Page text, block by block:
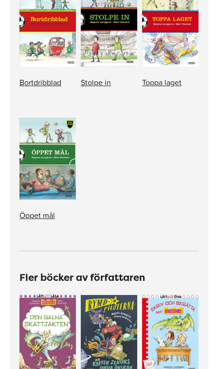
Bortdribblad Stolpe in Toppa laget
Öppet mål
Fler böcker av författaren